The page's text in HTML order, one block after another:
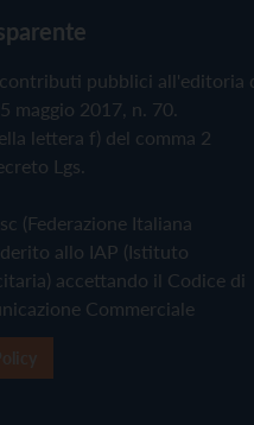
pubblici all'editoria
maggio 2017, n. 70.
lettera f) del comma 2
Lgs.
(Federazione Italiana
allo IAP (Istituto
accettando il Codice di
Commerciale